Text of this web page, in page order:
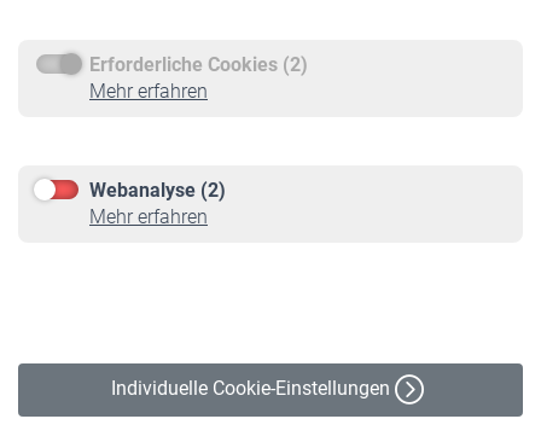
Erforderliche Cookies (2)
Mehr erfahren
Webanalyse (2)
Mehr erfahren
Individuelle Cookie-Einstellungen
Service
Informationen
Online-Rechner
VBLnewsletter
Erklärung zur Barrierefreiheit